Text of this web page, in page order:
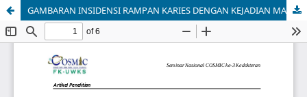
GAMBARAN INSIDENSI RAMPAN KARIES DENGAN KEJADIAN MALOKLUSI PADA ANAK USIA 4-8 TAHUN DI SURABAYA